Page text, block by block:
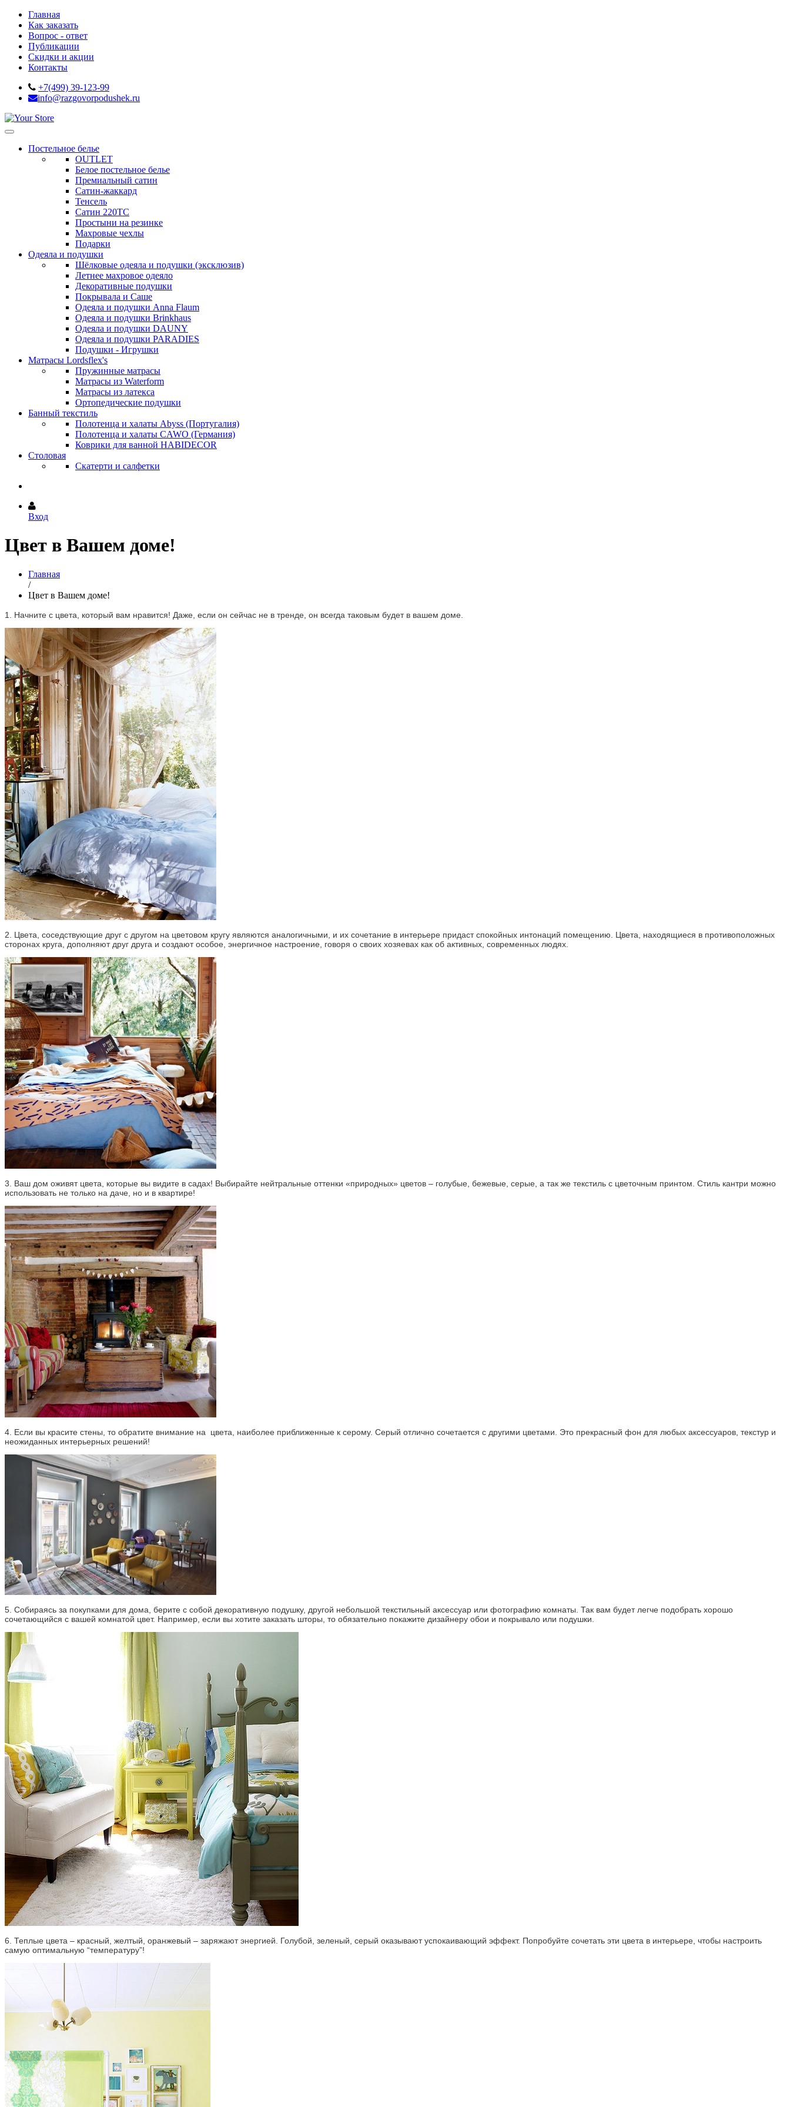
Главная
Как заказать
Вопрос - ответ
Публикации
Скидки и акции
Контакты
+7(499) 39-123-99
info@razgovorpodushek.ru
Постельное белье
OUTLET
Белое постельное белье
Премиальный сатин
Сатин-жаккард
Тенсель
Сатин 220ТС
Простыни на резинке
Махровые чехлы
Подарки
Одеяла и подушки
Шёлковые одеяла и подушки (эксклюзив)
Летнее махровое одеяло
Декоративные подушки
Покрывала и Саше
Одеяла и подушки Anna Flaum
Одеяла и подушки Brinkhaus
Одеяла и подушки DAUNY
Одеяла и подушки PARADIES
Подушки - Игрушки
Матрасы Lordsflex's
Пружинные матрасы
Матрасы из Waterform
Матрасы из латекса
Ортопедические подушки
Банный текстиль
Полотенца и халаты Abyss (Португалия)
Полотенца и халаты CAWO (Германия)
Коврики для ванной HABIDECOR
Столовая
Скатерти и салфетки
Вход
Цвет в Вашем доме!
Главная
/
Цвет в Вашем доме!
1. Начните с цвета, который вам нравится! Даже, если он сейчас не в тренде, он всегда таковым будет в вашем доме.
2. Цвета, соседствующие друг с другом на цветовом кругу являются аналогичными, и их сочетание в интерьере придаст спокойных интонаций помещению. Цвета, находящиеся в противоположных
сторонах круга, дополняют друг друга и создают особое, энергичное настроение, говоря о своих хозяевах как об активных, современных людях.
3. Ваш дом оживят цвета, которые вы видите в садах! Выбирайте нейтральные оттенки «природных» цветов – голубые, бежевые, серые, а так же текстиль с цветочным принтом. Стиль кантри можно
использовать не только на даче, но и в квартире!
4. Если вы красите стены, то обратите внимание на
цвета, наиболее приближенные к серому. Серый отлично сочетается с другими цветами. Это прекрасный фон для любых аксессуаров, текстур и
неожиданных интерьерных решений!
5. Собираясь за покупками для дома, берите с собой декоративную подушку, другой небольшой текстильный аксессуар или фотографию комнаты. Так вам будет легче подобрать хорошо
сочетающийся с вашей комнатой цвет. Например, если вы хотите заказать шторы, то обязательно покажите дизайнеру обои и покрывало или подушки.
6. Теплые цвета – красный, желтый, оранжевый – заряжают энергией. Голубой, зеленый, серый оказывают успокаивающий эффект. Попробуйте сочетать эти цвета в интерьере, чтобы настроить
самую оптимальную “температуру”!